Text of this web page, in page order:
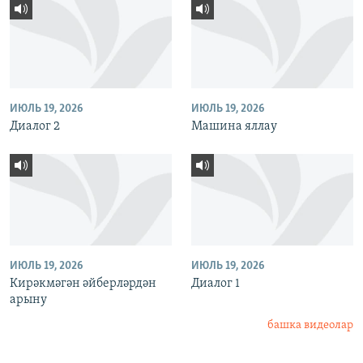
ИЮЛЬ 19, 2026
Диалог 2
ИЮЛЬ 19, 2026
Машина яллау
ИЮЛЬ 19, 2026
Кирәкмәгән әйберләрдән
арыну
ИЮЛЬ 19, 2026
Диалог 1
башка видеолар